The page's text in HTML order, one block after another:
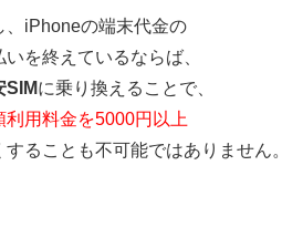
、iPhoneの端末代金の
いを終えているならば、
SIMに乗り換えることで、
利用料金を5000円以上
することも不可能ではありません。